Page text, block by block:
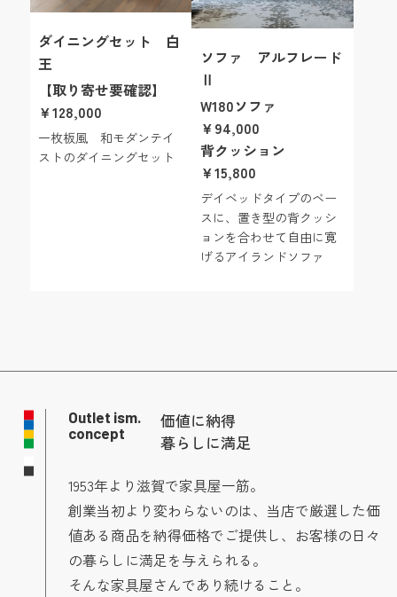
ダイニングセット 白
王
【取り寄せ要確認】
￥128,000
一枚板風 和モダンテイ
ストのダイニングセット
ソファ アルフレード
Ⅱ
W180ソファ
￥94,000
背クッション
￥15,800
デイベッドタイプのベー
スに、置き型の背クッシ
ョンを合わせて自由に寛
げるアイランドソファ
Outlet ism.
concept
価値に納得
暮らしに満足
1953年より滋賀で家具屋一筋。
創業当初より変わらないのは、当店で厳選した価
値ある商品を納得価格でご提供し、お客様の日々
の暮らしに満足を与えられる。
そんな家具屋さんであり続けること。